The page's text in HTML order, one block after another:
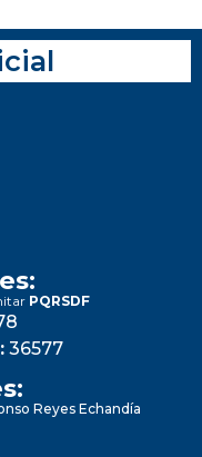
PQRSDF
36577
Reyes Echandía